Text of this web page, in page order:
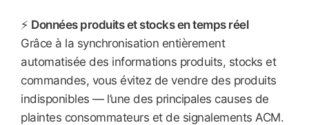
⚡ Données produits et stocks en temps réel
Grâce à la synchronisation entièrement
automatisée des informations produits, stocks et
commandes, vous évitez de vendre des produits
indisponibles — l’une des principales causes de
plaintes consommateurs et de signalements ACM.